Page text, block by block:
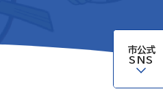
市公式
SNS